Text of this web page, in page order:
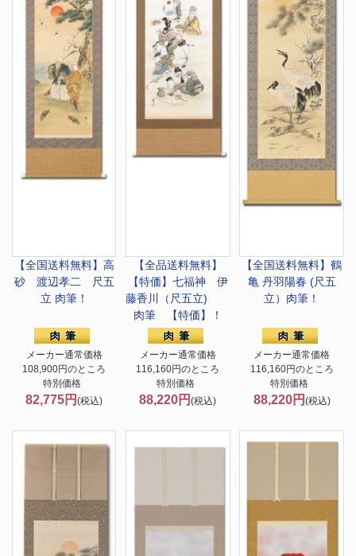
【全国送料無料】 高
砂 渡辺孝二 尺五
立 肉筆！
メーカー通常価格
108,900円のところ
特別価格
82,775円(税込)
【全品送料無料】
【特価】 七福神 伊
藤香川（尺五立)
肉筆 【特価】！
メーカー通常価格
116,160円のところ
特別価格
88,220円(税込)
【全国送料無料】鶴
亀 丹羽陽春 (尺五
立）肉筆！
メーカー通常価格
116,160円のところ
特別価格
88,220円 (税込)